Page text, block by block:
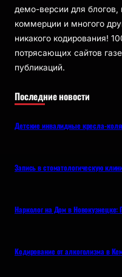
демо-версии для блогов,
коммерции и многого
никакого кодирования!
потрясающих сайтов
публикаций.
Последние новости
Детские инвалидные кресла-
Запись в стоматологическую
Нарколог на Дом в
Кодирование от алкоголизма в